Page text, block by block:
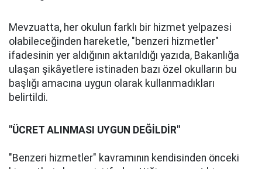
Mevzuatta, her okulun farklı bir hizmet yelpazesi
olabileceğinden hareketle, "benzeri hizmetler"
ifadesinin yer aldığının aktarıldığı yazıda, Bakanlığa
ulaşan şikâyetlere istinaden bazı özel okulların bu
başlığı amacına uygun olarak kullanmadıkları
belirtildi.
"ÜCRET ALINMASI UYGUN DEĞİLDİR"
"Benzeri hizmetler" kavramının kendisinden önceki